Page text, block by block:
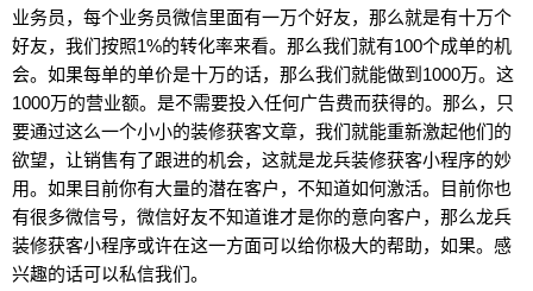
业务员，每个业务员微信里面有一万个好友，那么就是有十万个
好友，我们按照1%的转化率来看。那么我们就有100个成单的机
会。如果每单的单价是十万的话，那么我们就能做到1000万。这
1000万的营业额。是不需要投入任何广告费而获得的。那么，只
要通过这么一个小小的装修获客文章，我们就能重新激起他们的
欲望，让销售有了跟进的机会，这就是龙兵装修获客小程序的妙
用。如果目前你有大量的潜在客户，不知道如何激活。目前你也
有很多微信号，微信好友不知道谁才是你的意向客户，那么龙兵
装修获客小程序或许在这一方面可以给你极大的帮助，如果。感
兴趣的话可以私信我们。